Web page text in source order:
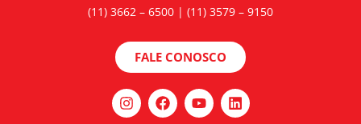
(11) 3662 – 6500 | (11) 3579 – 9150
FALE CONOSCO